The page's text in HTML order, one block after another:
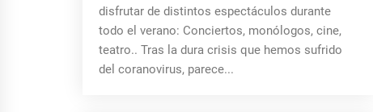
disfrutar de distintos espectáculos durante
todo el verano: Conciertos, monólogos, cine,
teatro.. Tras la dura crisis que hemos sufrido
del coranovirus, parece...